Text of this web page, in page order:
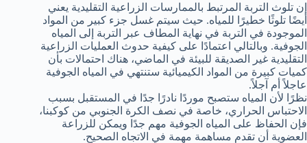
إن تلوث التربة المرتبط بالممارسات الزراعية التقليدية يعني
أيضًا تلوثًا خطيرًا للمياه. حيث سيتم غسل جزء كبير من المواد
الموجودة في التربة في نهاية المطاف عبر التربة إلى المياه
الجوفية. وبالتالي اعتمادًا على كيفية حدوث العمليات الزراعية
التقليدية غير الصديقة للبيئة في الماضي، هناك احتمالات بأن
كميات كبيرة من المواد الكيميائية ستنتهي في المياه الجوفية
عاجلاً أم آجلاً.
نظرًا لأن المياه ستصبح موردًا نادرًا جدًا في المستقبل بسبب
الاحتباس الحراري، خاصة في نصف الكرة الجنوبي من كوكبنا،
فإن الحفاظ على المياه الجوفية مهم جدًا ويمكن للزراعة
العضوية أن تقدم مساهمة مهمة في الاتجاه الصحيح.